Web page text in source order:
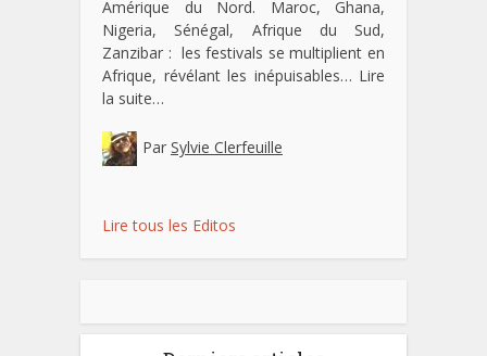
Amérique du Nord. Maroc, Ghana,
Nigeria, Sénégal, Afrique du Sud,
Zanzibar : les festivals se multiplient en
Afrique, révélant les inépuisables… Lire
la suite…
Par Sylvie Clerfeuille
Lire tous les Editos